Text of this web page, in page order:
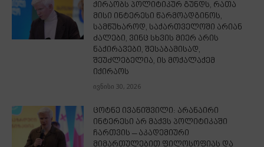
ქირაობს პოლიტიკურ გუნდს, რათა
მისი ინტერესი წარმოადგინოს,
სამწუხაროდ, საქართველოში არიან
ძალები, ვინც სხვის მიერ არის
ნაქირავები, შესაბამისად,
შეუძლებელია, ის მოქალაქემ
იქირაოს
ივნისი 30, 2026
ცოტნე ივანიშვილი: არანაირი
ინტერესი არ მაქვს პოლიტიკაში
ჩართვის – აკადემიური
მიმართულებით ფილოსოფიას და